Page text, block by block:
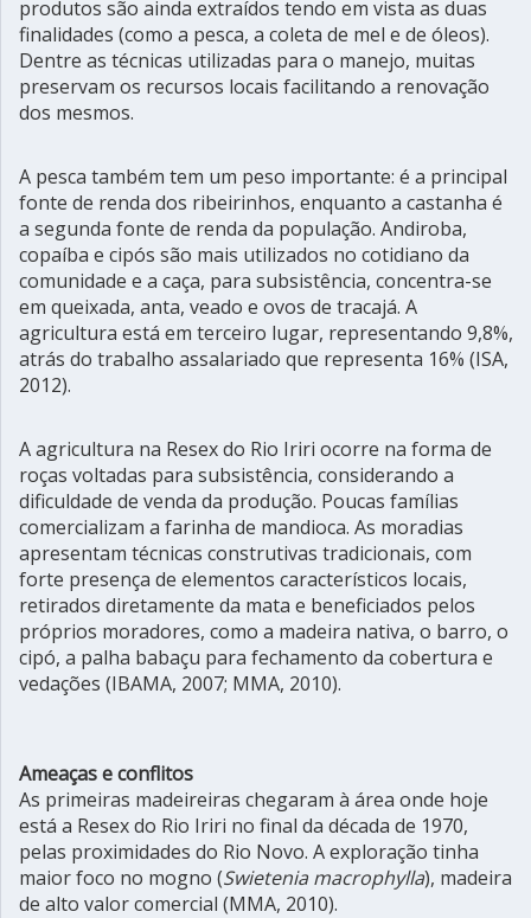
produtos são ainda extraídos tendo em vista as duas
finalidades (como a pesca, a coleta de mel e de óleos).
Dentre as técnicas utilizadas para o manejo, muitas
preservam os recursos locais facilitando a renovação
dos mesmos.
A pesca também tem um peso importante: é a principal
fonte de renda dos ribeirinhos, enquanto a castanha é
a segunda fonte de renda da população. Andiroba,
copaíba e cipós são mais utilizados no cotidiano da
comunidade e a caça, para subsistência, concentra-se
em queixada, anta, veado e ovos de tracajá. A
agricultura está em terceiro lugar, representando 9,8%,
atrás do trabalho assalariado que representa 16% (ISA,
2012).
A agricultura na Resex do Rio Iriri ocorre na forma de
roças voltadas para subsistência, considerando a
dificuldade de venda da produção. Poucas famílias
comercializam a farinha de mandioca. As moradias
apresentam técnicas construtivas tradicionais, com
forte presença de elementos característicos locais,
retirados diretamente da mata e beneficiados pelos
próprios moradores, como a madeira nativa, o barro, o
cipó, a palha babaçu para fechamento da cobertura e
vedações (IBAMA, 2007; MMA, 2010).
Ameaças e conflitos
As primeiras madeireiras chegaram à área onde hoje
está a Resex do Rio Iriri no final da década de 1970,
pelas proximidades do Rio Novo. A exploração tinha
maior foco no mogno (Swietenia macrophylla), madeira
de alto valor comercial (MMA, 2010).